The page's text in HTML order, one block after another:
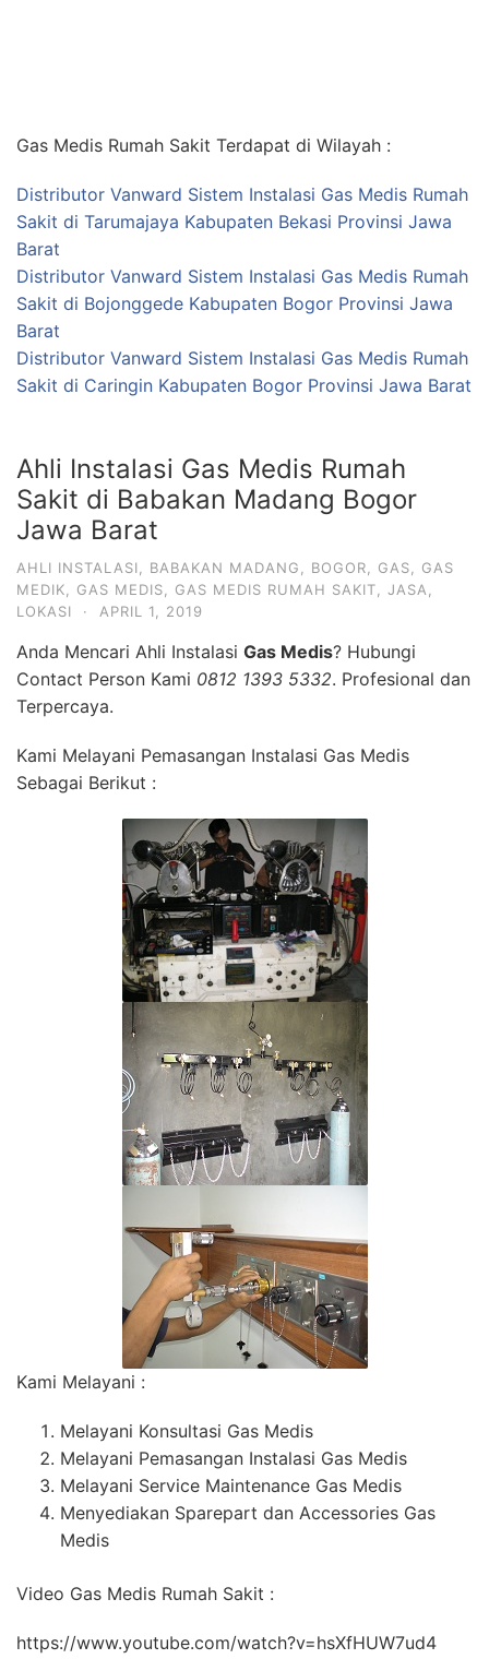
Gas Medis Rumah Sakit Terdapat di Wilayah :
Distributor Vanward Sistem Instalasi Gas Medis Rumah
Sakit di Tarumajaya Kabupaten Bekasi Provinsi Jawa
Barat
Distributor Vanward Sistem Instalasi Gas Medis Rumah
Sakit di Bojonggede Kabupaten Bogor Provinsi Jawa
Barat
Distributor Vanward Sistem Instalasi Gas Medis Rumah
Sakit di Caringin Kabupaten Bogor Provinsi Jawa Barat
Ahli Instalasi Gas Medis Rumah
Sakit di Babakan Madang Bogor
Jawa Barat
AHLI INSTALASI BABAKAN MADANG BOGOR GAS
GAS
MEDIK
GAS MEDIS GAS MEDIS RUMAH SAKIT JASA
LOKASI
· APRIL 1, 2019
Anda Mencari Ahli Instalasi Gas Medis? Hubungi
Contact Person Kami 0812 1393 5332. Profesional dan
Terpercaya.
Kami Melayani Pemasangan Instalasi Gas Medis
Sebagai Berikut :
Kami Melayani :
Melayani Konsultasi Gas Medis
Melayani Pemasangan Instalasi Gas Medis
Melayani Service Maintenance Gas Medis
Menyediakan Sparepart dan Accessories Gas
Medis
Video Gas Medis Rumah Sakit :
https://www.youtube.com/watch?v=hsXfHUW7ud4